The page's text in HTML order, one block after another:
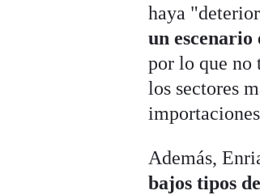
haya
un
por lo que no
los sectores
Además,
bajos tipos